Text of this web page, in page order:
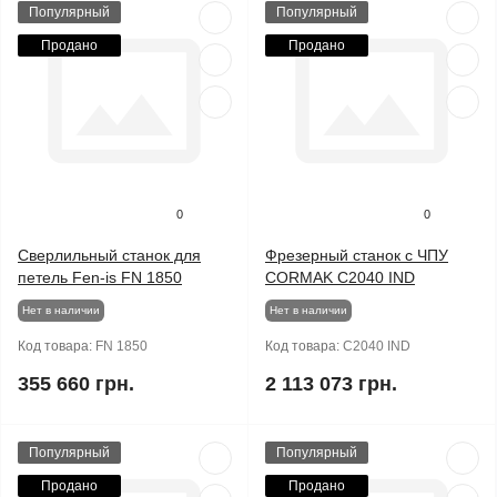
Популярный
Продано
0
Сверлильный станок для
петель Fen-is FN 1850
Нет в наличии
Код товара: FN 1850
355 660 грн.
Популярный
Продано
0
Фрезерный станок с ЧПУ
CORMAK C2040 IND
Нет в наличии
Код товара: C2040 IND
2 113 073 грн.
Популярный
Продано
Популярный
Продано